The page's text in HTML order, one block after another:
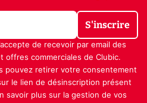
S'inscrire
de recevoir par email des
offres commerciales de Clubic.
pouvez retirer votre consentement
le lien de désinscription présent
savoir plus sur la gestion de vos